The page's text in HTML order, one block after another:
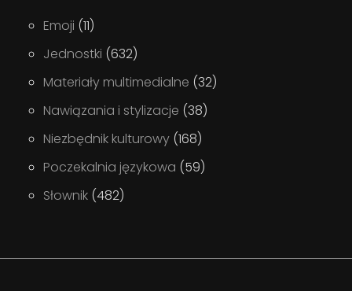
Emoji (11)
Jednostki (632)
Materiały multimedialne (32)
Nawiązania i stylizacje (38)
Niezbędnik kulturowy (168)
Poczekalnia językowa (59)
Słownik (482)